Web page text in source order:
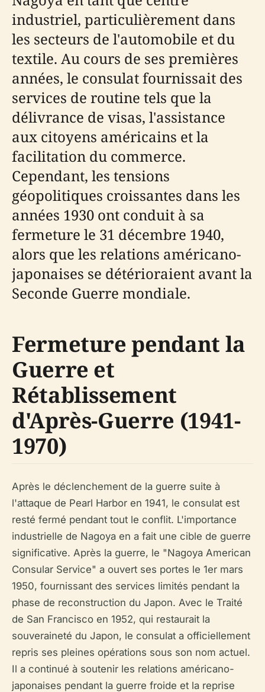
industriel, particulièrement dans
les secteurs de l'automobile et du
textile. Au cours de ses premières
années, le consulat fournissait des
services de routine tels que la
délivrance de visas, l'assistance
aux citoyens américains et la
facilitation du commerce.
Cependant, les tensions
géopolitiques croissantes dans les
années 1930 ont conduit à sa
fermeture le 31 décembre 1940,
alors que les relations américano-
japonaises se détérioraient avant la
Seconde Guerre mondiale.
Fermeture pendant la
Guerre et
Rétablissement
d'Après-Guerre (1941-
1970)
Après le déclenchement de la guerre suite à
l'attaque de Pearl Harbor en 1941, le consulat est
resté fermé pendant tout le conflit. L'importance
industrielle de Nagoya en a fait une cible de guerre
significative. Après la guerre, le "Nagoya American
Consular Service" a ouvert ses portes le 1er mars
1950, fournissant des services limités pendant la
phase de reconstruction du Japon. Avec le Traité
de San Francisco en 1952, qui restaurait la
souveraineté du Japon, le consulat a officiellement
repris ses pleines opérations sous son nom actuel.
Il a continué à soutenir les relations américano-
japonaises pendant la guerre froide et la reprise